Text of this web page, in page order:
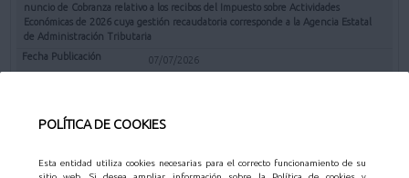
POLÍTICA DE COOKIES
Esta entidad utiliza cookies necesarias para el correcto funcionamiento de su
nuncio de Cobranza relativo a los recibos del Impuesto sobre Actividades
Económicas de 2026 cuya gestión recaudatoria corresponde a la Agencia Estatal
de Administración Tributaria
07/07/2026
Mostrar